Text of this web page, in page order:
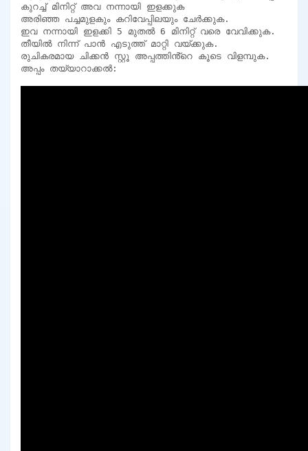
കുറച്ച് മിനിറ്റ് അവ നന്നായി ഇളക്കുക
അരിഞ്ഞ പച്ചമുളകും കറിവേപ്പിലയും ചേർക്കുക.
ഇവ നന്നായി ഇളക്കി 5 മുതൽ 6 മിനിറ്റ് വരെ വേവിക്കുക.
തീയിൽ നിന്ന് പാൻ എടുത്ത് മാറ്റി വയ്ക്കുക.
രുചികരമായ ചിക്കൻ സ്റ്റൂ അപ്പത്തിൻ്റെ കൂടെ വിളമ്പുക.
അപ്പം തയ്യാറാക്കൽ: